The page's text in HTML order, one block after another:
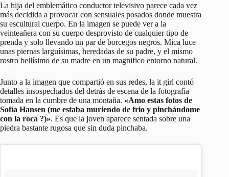
La hija del emblemático conductor televisivo parece cada vez
más decidida a provocar con sensuales posados donde muestra
su escultural cuerpo. En la imagen se puede ver a la
veinteañera con su cuerpo desprovisto de cualquier tipo de
prenda y solo llevando un par de borcegos negros. Mica luce
unas piernas larguísimas, heredadas de su padre, y el mismo
rostro bellísimo de su madre en un magnifico entorno natural.
Junto a la imagen que compartió en sus redes, la it girl contó
detalles insospechados del detrás de escena de la fotografía
tomada en la cumbre de una montaña. «Amo estas fotos de
Sofía Hansen (me estaba muriendo de frio y pinchándome
con la roca ?)». Es que la joven aparece sentada sobre una
piedra bastante rugosa que sin duda pinchaba.